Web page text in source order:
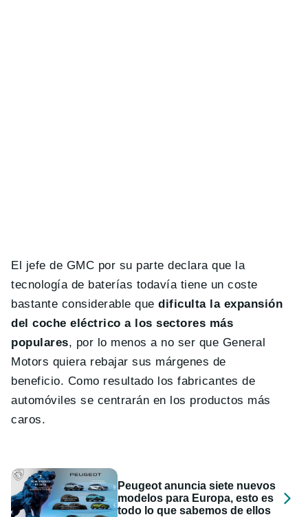
El jefe de GMC por su parte declara que la
tecnología de baterías todavía tiene un coste
bastante considerable que dificulta la expansión
del coche eléctrico a los sectores más
populares, por lo menos a no ser que General
Motors quiera rebajar sus márgenes de
beneficio. Como resultado los fabricantes de
automóviles se centrarán en los productos más
caros.
Peugeot anuncia siete nuevos
modelos para Europa, esto es
todo lo que sabemos de ellos